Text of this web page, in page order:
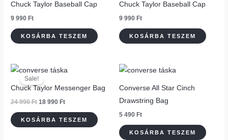
Chuck Taylor Baseball Cap
9 990 Ft
KOSÁRBA TESZEM
Chuck Taylor Baseball Cap
9 990 Ft
KOSÁRBA TESZEM
Sale!
Chuck Taylor Messenger Bag
24 990Ft
Original
price
was:
24
990 Ft.
18 990 Ft
18
990 Ft.
KOSÁRBA TESZEM
Converse All Star Cinch
Drawstring Bag
5 490 Ft
KOSÁRBA TESZEM